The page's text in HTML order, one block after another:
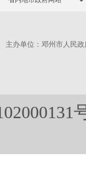
主办单位：邓州市人民